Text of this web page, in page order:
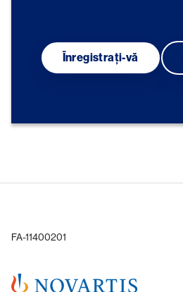
Înregistrați-vă
FA-11400201